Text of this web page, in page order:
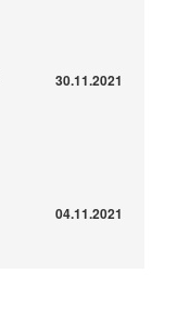
30.11.2021
04.11.2021